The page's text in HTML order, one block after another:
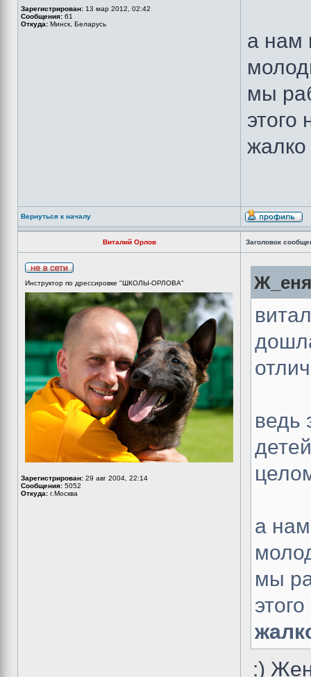
Зарегистрирован: 13 мар 2012, 02:42
Сообщения: 61
Откуда: Минск, Беларусь
а нам
мы
этого
жалко
Вернуться к началу
Виталий Орлов Заголовок
Инструктор по дрессировке "ШКОЛЫ-ОРЛОВА"
Зарегистрирован: 29 авг 2004, 22:14
Сообщения: 5052
Откуда: г.Москва
ведь
а
мы
:)